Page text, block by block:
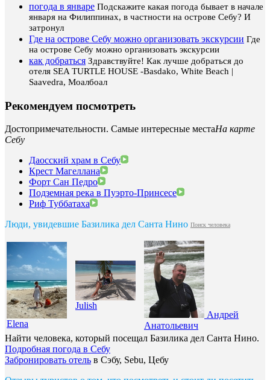
погода в январе Подскажите какая погода бывает в начале
января на Филиппинах, в частности на острове Себу? И
затронул
Где на острове Себу можно организовать экскурсии Где
на острове Себу можно организовать экскурсии
как добраться Здравствуйте! Как лучше добраться до
отеля SEA TURTLE HOUSE -Basdako, White Beach |
Saavedra, Моалбоал
Рекомендуем посмотреть
Достопримечательности. Самые интересные местаНа карте
Себу
Даосский храм в Себу
Крест Магеллана
Форт Сан Педро
Подземная река в Пуэрто-Принсесе
Риф Туббатаха
Люди, увидевшие Базилика дел Санта Нино Поиск человека
Elena
Julish
Андрей
Анатольевич
Найти человека, который посещал Базилика дел Санта Нино.
Подробная погода в Себу
Забронировать отель в Сэбу, Sebu, Цебу